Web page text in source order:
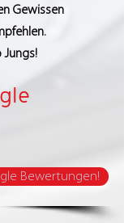
Gewissen
Jungs!
Bewertungen!